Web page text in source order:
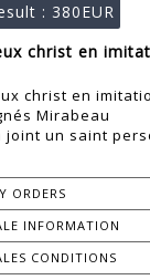
: 380EUR
christ en
christ en
Mirabeau
joint un saint
ORDERS
INFORMATION
CONDITIONS